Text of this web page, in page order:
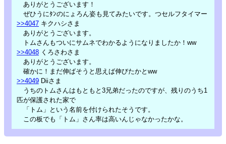
ありがとうございます！
ぜひうにﾀﾝのにょろん姿も見てみたいです。つセルフタイマー
>>4047 キクハシさま
ありがとうございます。
トムさんもついにサムネでわかるようになりましたか！ww
>>4048 くろさわさま
ありがとうございます。
確かに！まだ伸ばそうと思えば伸びたかとww
>>4049 Diiさま
うちのトムさんはもともと3兄弟だったのですが、残りのうち1
匹が保護された家で
「トム」という名前を付けられたそうです。
この板でも「トム」さん率は高いんじゃなかったかな。